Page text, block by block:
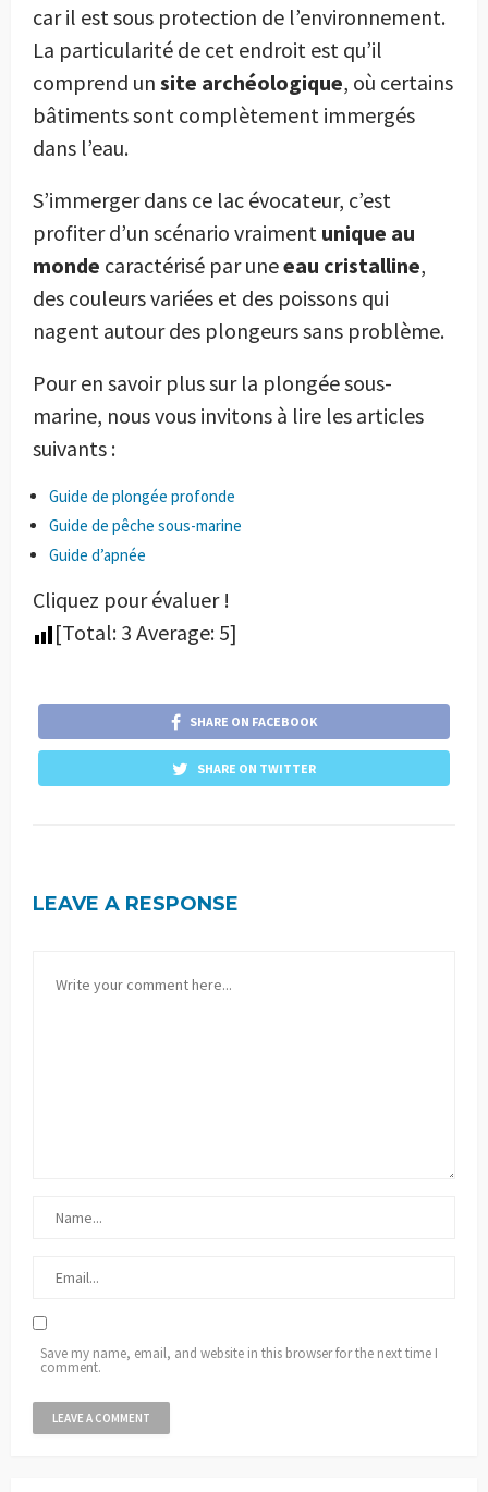
car il est sous protection de l’environnement.
La particularité de cet endroit est qu’il
comprend un site archéologique, où certains
bâtiments sont complètement immergés
dans l’eau.
S’immerger dans ce lac évocateur, c’est
profiter d’un scénario vraiment unique au
monde caractérisé par uneeau cristalline,
des couleurs variées et des poissons qui
nagent autour des plongeurs sans problème.
Pour en savoir plus sur la plongée sous-
marine, nous vous invitons à lire les articles
suivants :
Guide de plongée profonde
Guide de pêche sous-marine
Guide d’apnée
Cliquez pour évaluer !
[Total: 3 Average: 5]
SHARE ON FACEBOOK
SHARE ON TWITTER
LEAVE A RESPONSE
Save my name, email, and website in this browser for the next time I
comment.